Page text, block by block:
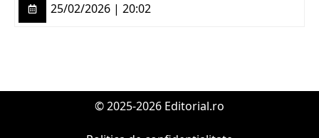
25/02/2026 | 20:02
© 2025-2026 Editorial.ro